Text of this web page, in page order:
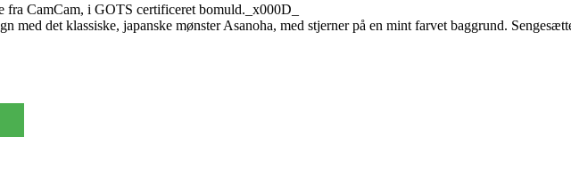
fra CamCam, i GOTS certificeret bomuld._x000D_
med det klassiske, japanske mønster Asanoha, med stjerner på en mint farvet baggrund.